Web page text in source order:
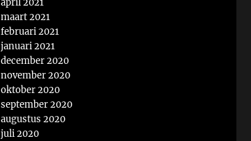
april 2021
maart 2021
februari 2021
januari 2021
december 2020
november 2020
oktober 2020
september 2020
augustus 2020
juli 2020